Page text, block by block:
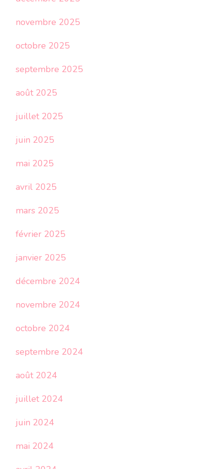
novembre 2025
octobre 2025
septembre 2025
août 2025
juillet 2025
juin 2025
mai 2025
avril 2025
mars 2025
février 2025
janvier 2025
décembre 2024
novembre 2024
octobre 2024
septembre 2024
août 2024
juillet 2024
juin 2024
mai 2024